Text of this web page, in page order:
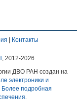
| Контакты
, 2012-2026
ДВО РАН создан на
электроники и
Более подробная